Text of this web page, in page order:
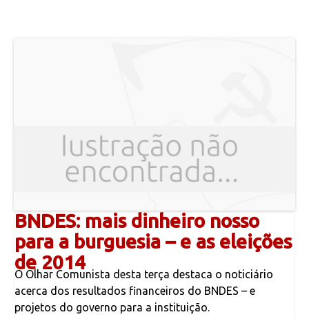
BNDES: mais dinheiro nosso
para a burguesia – e as eleições
de 2014
O Olhar Comunista desta terça destaca o noticiário
acerca dos resultados financeiros do BNDES – e
projetos do governo para a instituição.